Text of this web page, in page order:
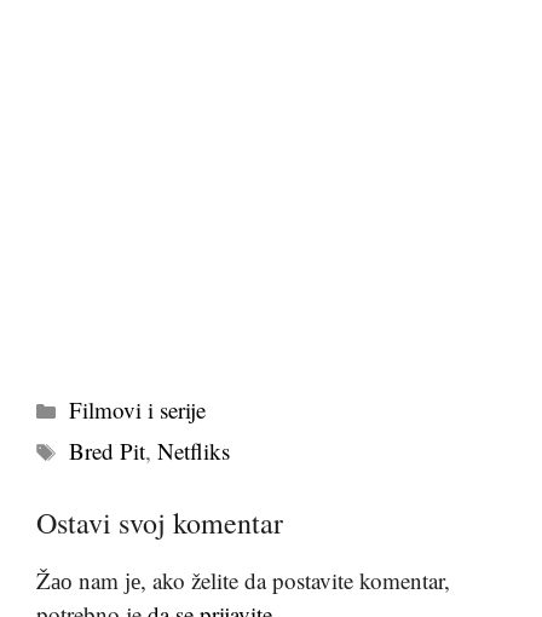
Kategorije
Filmovi i serije
Tags
Bred Pit,Netfliks
Ostavi svoj komentar
Žао nam је, ako želite da postavite komentar,